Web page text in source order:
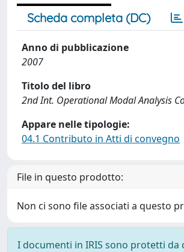
Scheda completa (DC)
Anno di pubblicazione
2007
Titolo del libro
2nd Int. Operational Modal Analysis
Appare nelle tipologie:
04.1 Contributo in Atti di convegno
File in questo prodotto:
Non ci sono file associati a questo
I documenti in IRIS sono protetti da